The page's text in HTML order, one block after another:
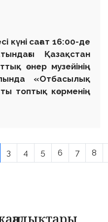
күні сағат 16:00-де
Қазақстан
өнер музейінің
«Отбасылық
топтық көрменің
3 4 5 6 7 8